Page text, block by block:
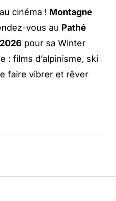
cinéma ! Montagne
vous au Pathé
pour sa Winter
: films d’alpinisme, ski
faire vibrer et rêver